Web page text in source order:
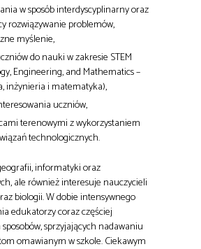
w sposób interdyscyplinarny oraz
rozwiązywanie problemów,
myślenie,
do nauki w zakresie STEM
Engineering, and Mathematics –
inżynieria i matematyka),
uczniów,
terenowymi z wykorzystaniem
technologicznych.
informatyki oraz
ale również interesuje nauczycieli
biologii. W dobie intensywnego
edukatorzy coraz częściej
sprzyjających nadawaniu
omawianym w szkole. Ciekawym